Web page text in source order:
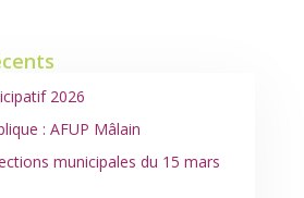
2026
: AFUP Mâlain
municipales du 15 mars